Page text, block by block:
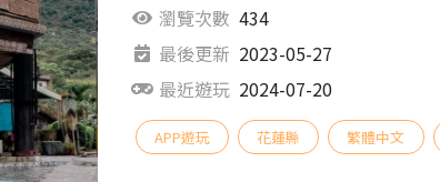
瀏覽次數 434
最後更新 2023-05-27
最近遊玩 2024-07-20
APP遊玩 花蓮縣 繁體中文